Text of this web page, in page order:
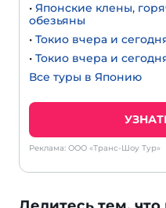
• Японские клены,
обезьяны
• Токио вчера и
• Токио вчера и
Все туры в Японию
Реклама: ООО «Транс-Шоу Тур»